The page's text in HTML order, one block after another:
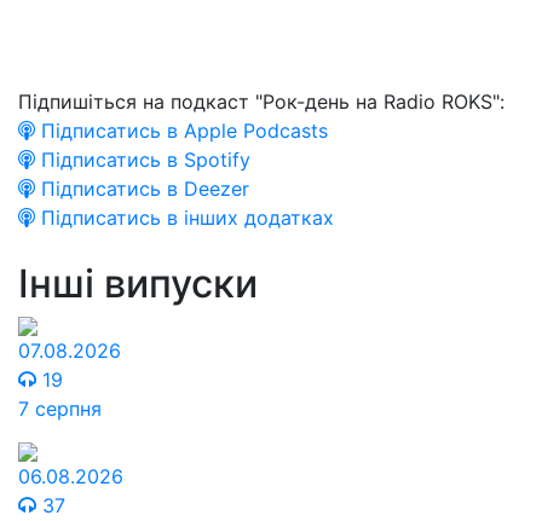
Підпишіться на подкаст "Рок-день на Radio ROKS":
Підписатись в Apple Podcasts
Підписатись в Spotify
Підписатись в Deezer
Підписатись в інших додатках
Інші випуски
07.08.2026
19
7 серпня
06.08.2026
37